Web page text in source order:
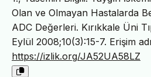
Olan ve Olmayan Hastalarda
ADC Değerleri. Kırıkkale Üni
Eylül 2008;10(3):15-7. Erişim
https://izlik.org/JA52UA58LZ